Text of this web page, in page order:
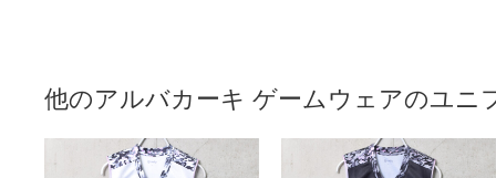
他のアルバカーキ ゲームウェアのユニ